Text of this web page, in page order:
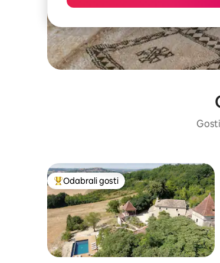
Među najviše rangiranima s oznakom
Odabrali gosti